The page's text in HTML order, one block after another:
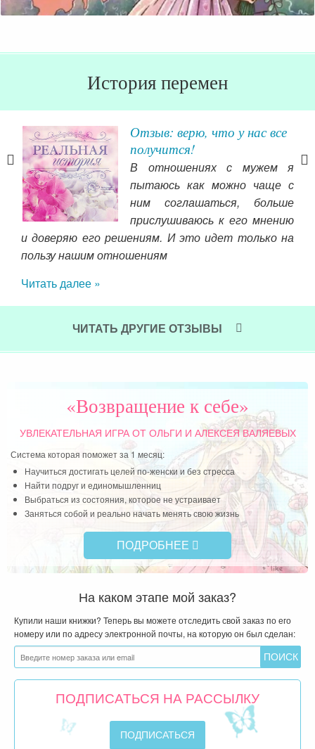
История перемен
Отзыв: верю, что у нас все
получится!
В отношениях с мужем я
пытаюсь как можно чаще с
ним соглашаться, больше
прислушиваюсь к его мнению
и доверяю его решениям. И это идет только на
пользу нашим отношениям
Читать далее »
ЧИТАТЬ ДРУГИЕ ОТЗЫВЫ
«Возвращение к себе»
УВЛЕКАТЕЛЬНАЯ ИГРАОТ ОЛЬГИ И АЛЕКСЕЯ ВАЛЯЕВЫХ
Система которая поможет за 1 месяц:
Научиться достигать целей по-женски и без стресса
Найти подруг и единомышленниц
Выбраться из состояния, которое не устраивает
Заняться собой и реально начать менять свою жизнь
ПОДРОБНЕЕ
На каком этапе мой заказ?
Купили наши книжки? Теперь вы можете отследить свой заказ по его
номеру или по адресу электронной почты, на которую он был сделан:
ПОДПИСАТЬСЯ НА РАССЫЛКУ